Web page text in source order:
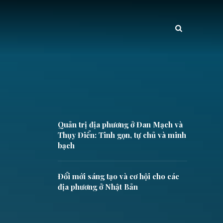
Quản trị địa phương ở Đan Mạch và
Thụy Điển: Tinh gọn, tự chủ và minh
bạch
Đổi mới sáng tạo và cơ hội cho các
địa phương ở Nhật Bản